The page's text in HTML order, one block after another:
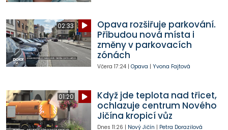
02:33
Opava rozšiřuje parkování.
Přibudou nová místa i
změny v parkovacích
zónách
Včera 17:24| Opava | Yvona Fajtová
01:20
Když jde teplota nad třicet,
ochlazuje centrum Nového
Jičína kropicí vůz
Dnes 11:26 | Nový Jičín | Petra Dorazilová